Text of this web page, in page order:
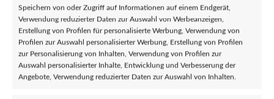
Speichern von oder Zugriff auf Informationen auf einem Endgerät,
Verwendung reduzierter Daten zur Auswahl von Werbeanzeigen,
Erstellung von Profilen für personalisierte Werbung, Verwendung von
Profilen zur Auswahl personalisierter Werbung, Erstellung von Profilen
zur Personalisierung von Inhalten, Verwendung von Profilen zur
Auswahl personalisierter Inhalte, Entwicklung und Verbesserung der
Angebote, Verwendung reduzierter Daten zur Auswahl von Inhalten.
Rassismus
7,89
NEW